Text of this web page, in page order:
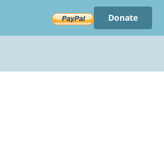
Donate